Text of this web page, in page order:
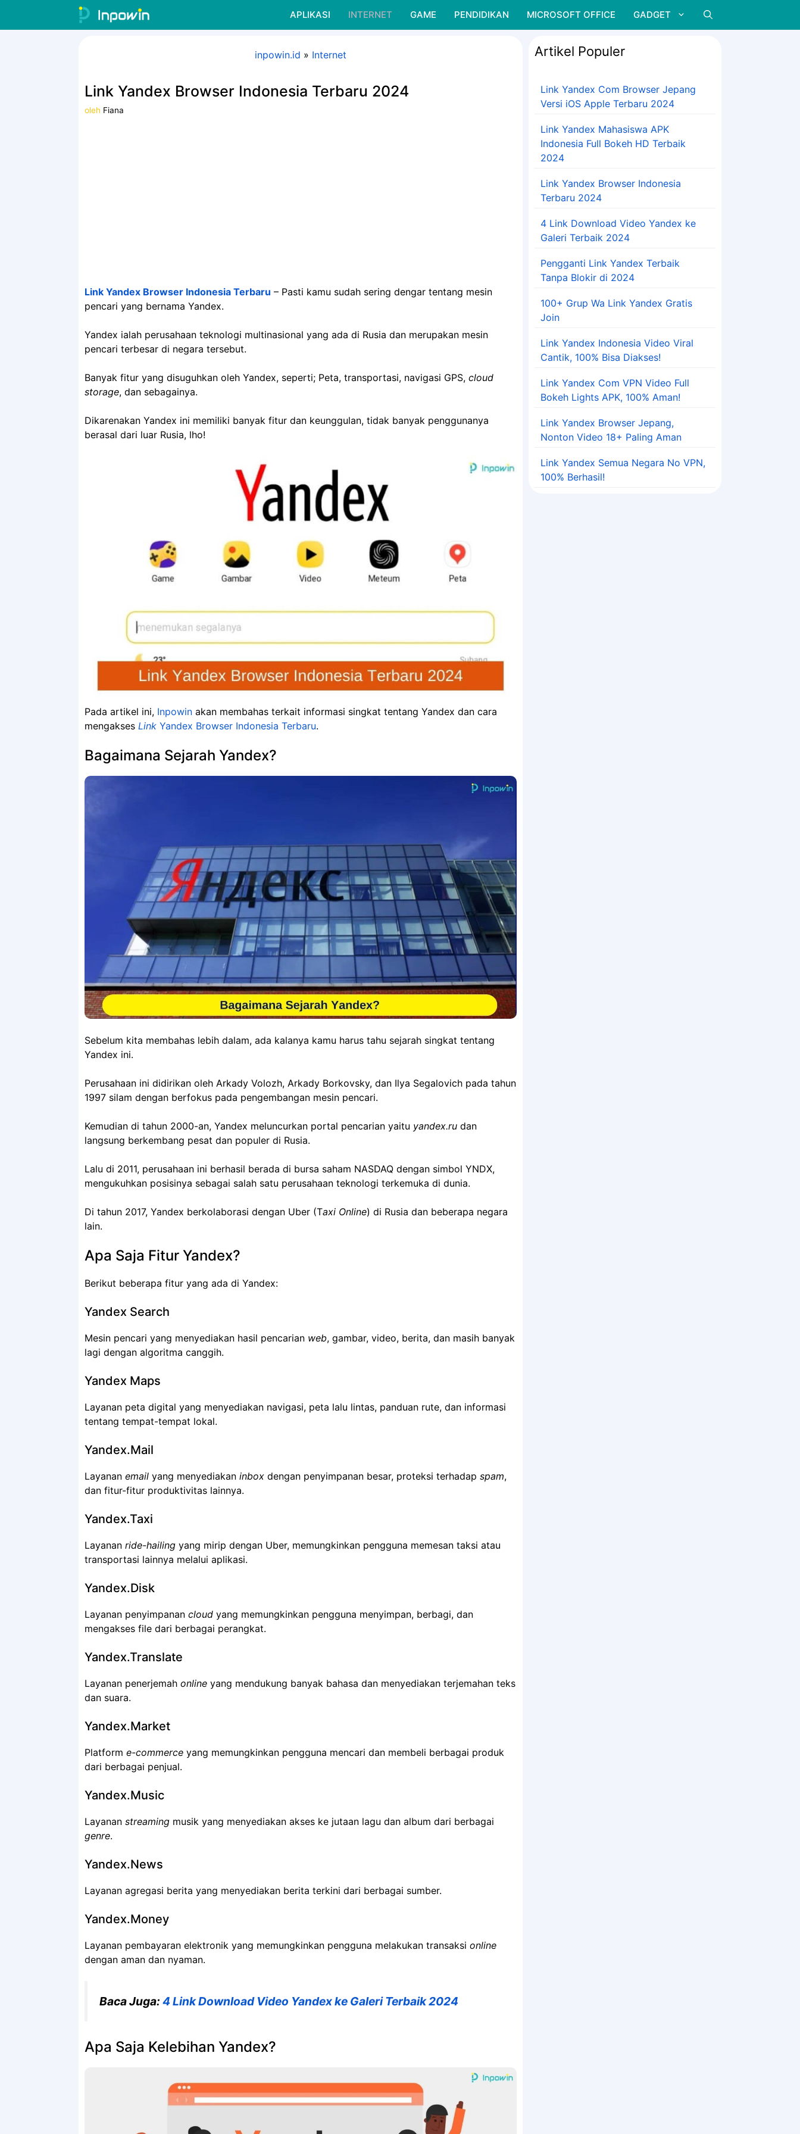
APLIKASI INTERNET GAME PENDIDIKAN MICROSOFT OFFICE GADGET
inpowin.id » Internet
Link Yandex Browser Indonesia Terbaru 2024
oleh Fiana
Link Yandex Browser Indonesia Terbaru – Pasti kamu sudah sering dengar tentang mesin
pencari yang bernama Yandex.
Yandex ialah perusahaan teknologi multinasional yang ada di Rusia dan merupakan mesin
pencari terbesar di negara tersebut.
Banyak fitur yang disuguhkan oleh Yandex, seperti; Peta, transportasi, navigasi GPS, cloud
storage, dan sebagainya.
Dikarenakan Yandex ini memiliki banyak fitur dan keunggulan, tidak banyak penggunanya
berasal dari luar Rusia, lho!
Pada artikel ini, Inpowin akan membahas terkait informasi singkat tentang Yandex dan cara
mengakses Link Yandex Browser Indonesia Terbaru.
Bagaimana Sejarah Yandex?
Sebelum kita membahas lebih dalam, ada kalanya kamu harus tahu sejarah singkat tentang
Yandex ini.
Perusahaan ini didirikan oleh Arkady Volozh, Arkady Borkovsky, dan Ilya Segalovich pada tahun
1997 silam dengan berfokus pada pengembangan mesin pencari.
Kemudian di tahun 2000-an, Yandex meluncurkan portal pencarian yaitu yandex.ru dan
langsung berkembang pesat dan populer di Rusia.
Lalu di 2011, perusahaan ini berhasil berada di bursa saham NASDAQ dengan simbol YNDX,
mengukuhkan posisinya sebagai salah satu perusahaan teknologi terkemuka di dunia.
Di tahun 2017, Yandex berkolaborasi dengan Uber (Taxi Online) di Rusia dan beberapa negara
lain.
Apa Saja Fitur Yandex?
Berikut beberapa fitur yang ada di Yandex:
Yandex Search
Mesin pencari yang menyediakan hasil pencarian web, gambar, video, berita, dan masih banyak
lagi dengan algoritma canggih.
Yandex Maps
Layanan peta digital yang menyediakan navigasi, peta lalu lintas, panduan rute, dan informasi
tentang tempat-tempat lokal.
Yandex.Mail
Layanan email yang menyediakan inbox dengan penyimpanan besar, proteksi terhadap spam,
dan fitur-fitur produktivitas lainnya.
Yandex.Taxi
Layanan ride-hailing yang mirip dengan Uber, memungkinkan pengguna memesan taksi atau
transportasi lainnya melalui aplikasi.
Yandex.Disk
Layanan penyimpanan cloud yang memungkinkan pengguna menyimpan, berbagi, dan
mengakses file dari berbagai perangkat.
Yandex.Translate
Layanan penerjemah online yang mendukung banyak bahasa dan menyediakan terjemahan teks
dan suara.
Yandex.Market
Platform e-commerce yang memungkinkan pengguna mencari dan membeli berbagai produk
dari berbagai penjual.
Yandex.Music
Layanan streaming musik yang menyediakan akses ke jutaan lagu dan album dari berbagai
genre.
Yandex.News
Layanan agregasi berita yang menyediakan berita terkini dari berbagai sumber.
Yandex.Money
Layanan pembayaran elektronik yang memungkinkan pengguna melakukan transaksi online
dengan aman dan nyaman.
Baca Juga: 4 Link Download Video Yandex ke Galeri Terbaik 2024
Apa Saja Kelebihan Yandex?
Artikel Populer
Link Yandex Com Browser Jepang
Versi iOS Apple Terbaru 2024
Link Yandex Mahasiswa APK
Indonesia Full Bokeh HD Terbaik
2024
Link Yandex Browser Indonesia
Terbaru 2024
4 Link Download Video Yandex ke
Galeri Terbaik 2024
Pengganti Link Yandex Terbaik
Tanpa Blokir di 2024
100+ Grup Wa Link Yandex Gratis
Join
Link Yandex Indonesia Video Viral
Cantik, 100% Bisa Diakses!
Link Yandex Com VPN Video Full
Bokeh Lights APK, 100% Aman!
Link Yandex Browser Jepang,
Nonton Video 18+ Paling Aman
Link Yandex Semua Negara No VPN,
100% Berhasil!